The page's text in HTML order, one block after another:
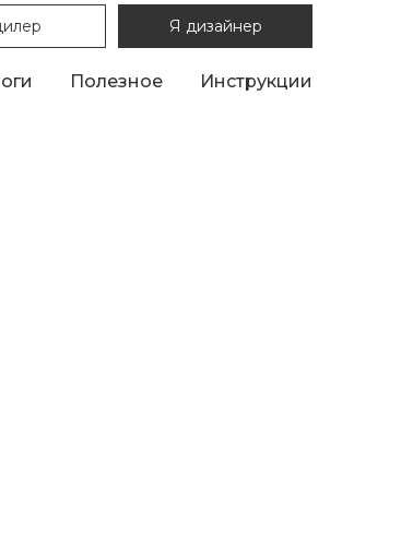
Я дизайнер
Полезное Инструкции